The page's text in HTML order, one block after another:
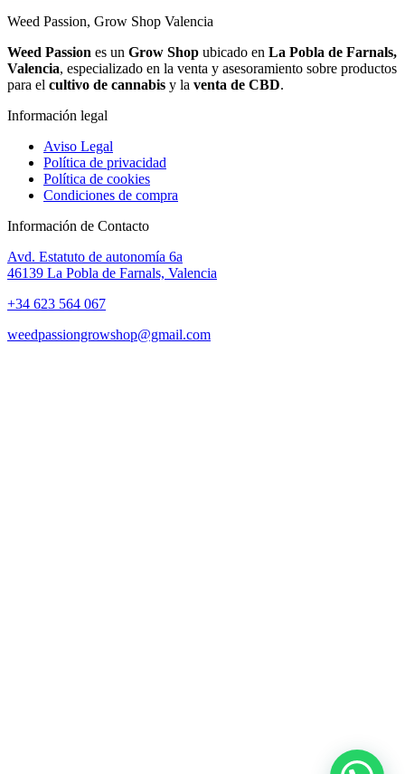
Weed Passion, Grow Shop Valencia
Weed Passion es un Grow Shop ubicado en La Pobla de Farnals,
Valencia, especializado en la venta y asesoramiento sobre productos
para el cultivo de cannabis y la venta de CBD.
Información legal
Aviso Legal
Política de privacidad
Política de cookies
Condiciones de compra
Información de Contacto
Avd. Estatuto de autonomía 6a
46139 La Pobla de Farnals, Valencia
+34 623 564 067
weedpassiongrowshop@gmail.com